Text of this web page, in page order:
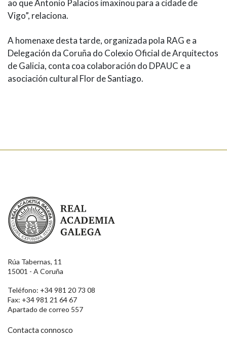
ao que Antonio Palacios imaxinou para a cidade de
Vigo”, relaciona.
A homenaxe desta tarde, organizada pola RAG e a
Delegación da Coruña do Colexio Oficial de Arquitectos
de Galicia, conta coa colaboración do DPAUC e a
asociación cultural Flor de Santiago.
Real Academia Galega
Rúa Tabernas, 11
15001 - A Coruña
Teléfono: +34 981 20 73 08
Fax: +34 981 21 64 67
Apartado de correo 557
Contacta connosco